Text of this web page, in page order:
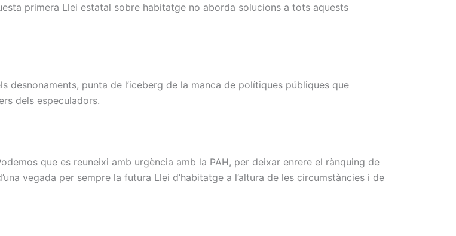
primera Llei estatal sobre habitatge no aborda solucions a tots aquests
desnonaments, punta de l’iceberg de la manca de polítiques públiques que
dels especuladors.
que es reuneixi amb urgència amb la PAH, per deixar enrere el rànquing de
vegada per sempre la futura Llei d’habitatge a l’altura de les circumstàncies i de